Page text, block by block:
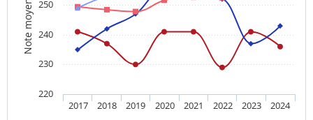
Note moyenne
2017 2018 2019 2020 2021 2022 2023 2024
220
230
240
250